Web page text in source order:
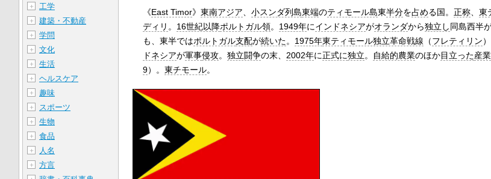
e
《East Timor》東南アジア、小スンダ列島東端のティモール島東半分を占める国。正称、東
ディリ 。 16世紀以降ポルトガル領。 1949年にインドネシアがオランダから独立し同島西半
も、東半ではポルトガル支配が続いた。 1975年東ティモール独立革命戦線 （フレティリン
ドネシアが軍事侵攻。独立闘争の末、2002年に正式に独立。 自給的農業のほか目立った産業
9）。東チモール。
＋ 工学
＋ 建築・不動産
＋ 学問
＋ 文化
＋ 生活
＋ ヘルスケア
＋ 趣味
＋ スポーツ
＋ 生物
＋ 食品
＋ 人名
＋ 方言